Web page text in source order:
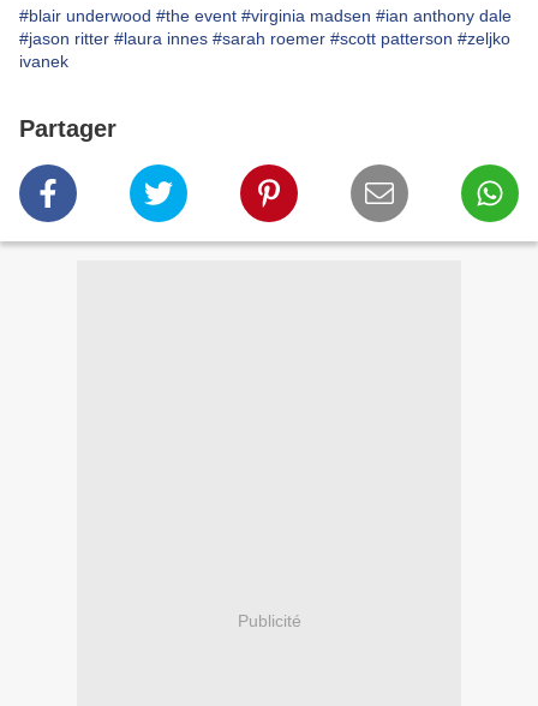
#blair underwood #the event #virginia madsen #ian anthony dale
#jason ritter #laura innes #sarah roemer #scott patterson #zeljko
ivanek
Partager
Publicité